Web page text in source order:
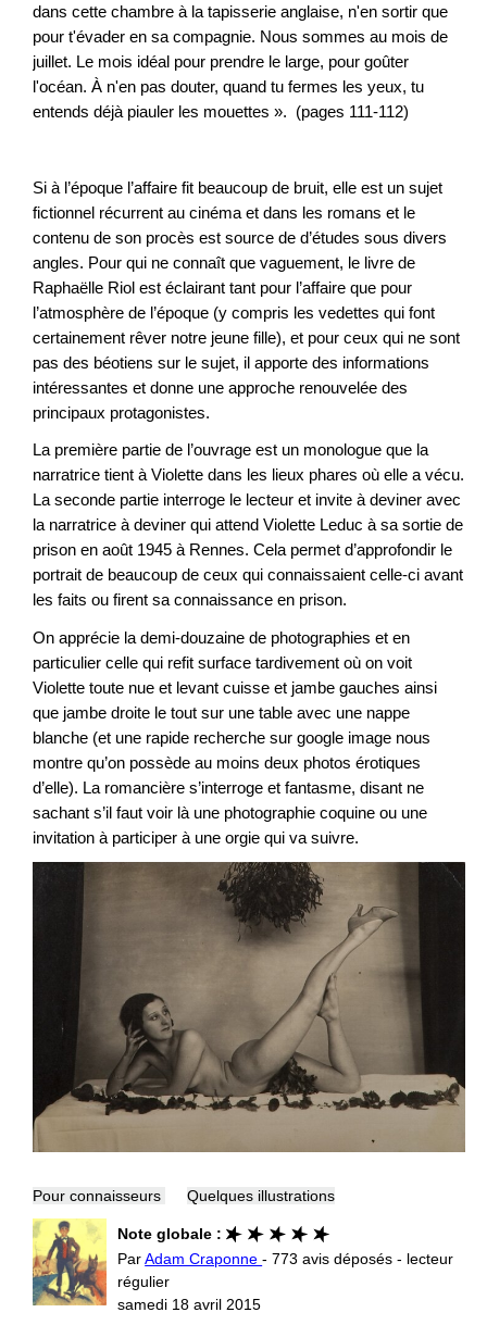
dans cette chambre à la tapisserie anglaise, n'en sortir que
pour t'évader en sa compagnie. Nous sommes au mois de
juillet. Le mois idéal pour prendre le large, pour goûter
l'océan. À n'en pas douter, quand tu fermes les yeux, tu
entends déjà piauler les mouettes ». (pages 111-112)
Si à l’époque l’affaire fit beaucoup de bruit, elle est un sujet
fictionnel récurrent au cinéma et dans les romans et le
contenu de son procès est source de d’études sous divers
angles. Pour qui ne connaît que vaguement, le livre de
Raphaëlle Riol est éclairant tant pour l’affaire que pour
l’atmosphère de l’époque (y compris les vedettes qui font
certainement rêver notre jeune fille), et pour ceux qui ne sont
pas des béotiens sur le sujet, il apporte des informations
intéressantes et donne une approche renouvelée des
principaux protagonistes.
La première partie de l’ouvrage est un monologue que la
narratrice tient à Violette dans les lieux phares où elle a vécu.
La seconde partie interroge le lecteur et invite à deviner avec
la narratrice à deviner qui attend Violette Leduc à sa sortie de
prison en août 1945 à Rennes. Cela permet d’approfondir le
portrait de beaucoup de ceux qui connaissaient celle-ci avant
les faits ou firent sa connaissance en prison.
On apprécie la demi-douzaine de photographies et en
particulier celle qui refit surface tardivement où on voit
Violette toute nue et levant cuisse et jambe gauches ainsi
que jambe droite le tout sur une table avec une nappe
blanche (et une rapide recherche sur google image nous
montre qu’on possède au moins deux photos érotiques
d’elle). La romancière s’interroge et fantasme, disant ne
sachant s’il faut voir là une photographie coquine ou une
invitation à participer à une orgie qui va suivre.
Pour connaisseurs Quelques illustrations
Note globale :
ParAdam Craponne- 773 avis déposés - lecteur
régulier
samedi 18 avril 2015